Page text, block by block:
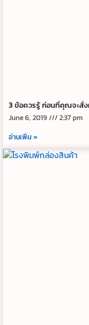
3 ข้อควรรู้ ก่อนที่คุณจะสั่
June 6, 2019
2:37 pm
อ่านเพิ่ม »